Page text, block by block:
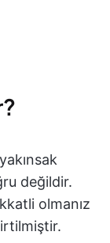
değildir.
olmanız